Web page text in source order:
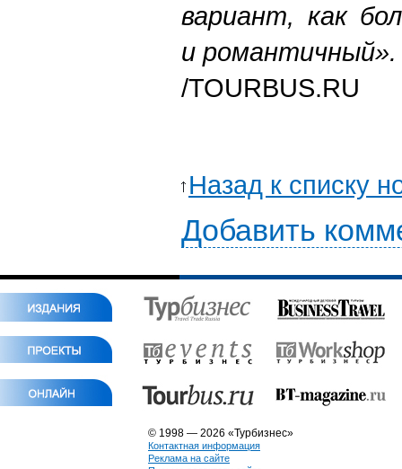
вариант, как
и романтичный».
/TOURBUS.RU
Назад к списку
Добавить
© 1998 — 2026 «Турбизнес»
Контактная информация
Реклама на сайте